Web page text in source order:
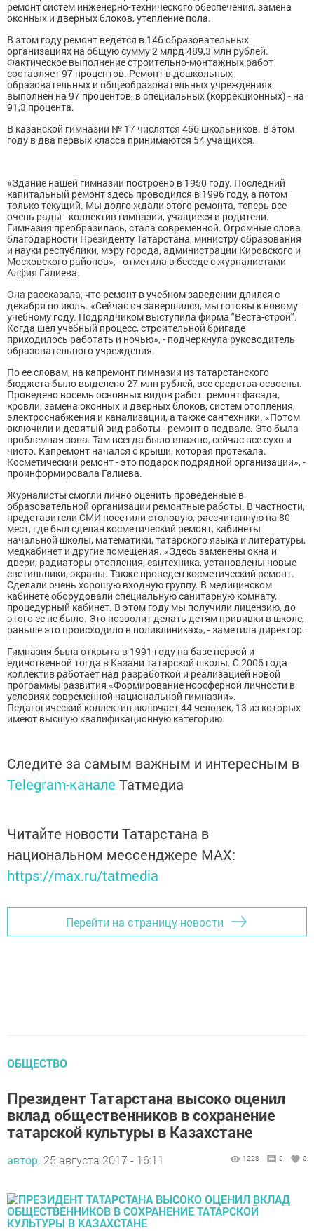
ремонт систем инженерно-технического обеспечения, замена
оконных и дверных блоков, утепление пола.
В этом году ремонт ведется в 146 образовательных
организациях на общую сумму 2 млрд 489,3 млн рублей.
Фактическое выполнение строительно-монтажных работ
составляет 97 процентов. Ремонт в дошкольных
образовательных и общеобразовательных учреждениях
выполнен на 97 процентов, в специальных (коррекционных) - на
91,3 процента.
В казанской гимназии № 17 числятся 456 школьников. В этом
году в два первых класса принимаются 54 учащихся.
«Здание нашей гимназии построено в 1950 году. Последний
капитальный ремонт здесь проводился в 1996 году, а потом
только текущий. Мы долго ждали этого ремонта, теперь все
очень рады - коллектив гимназии, учащиеся и родители.
Гимназия преобразилась, стала современной. Огромные слова
благодарности Президенту Татарстана, министру образования
и науки республики, мэру города, администрации Кировского и
Московского районов», - отметила в беседе с журналистами
Алфия Галиева.
Она рассказала, что ремонт в учебном заведении длился с
декабря по июль. «Сейчас он завершился, мы готовы к новому
учебному году. Подрядчиком выступила фирма "Веста-строй".
Когда шел учебный процесс, строительной бригаде
приходилось работать и ночью», - подчеркнула руководитель
образовательного учреждения.
По ее словам, на капремонт гимназии из татарстанского
бюджета было выделено 27 млн рублей, все средства освоены.
Проведено восемь основных видов работ: ремонт фасада,
кровли, замена оконных и дверных блоков, систем отопления,
электроснабжения и канализации, а также сантехники. «Потом
включили и девятый вид работы - ремонт в подвале. Это была
проблемная зона. Там всегда было влажно, сейчас все сухо и
чисто. Капремонт начался с крыши, которая протекала.
Косметический ремонт - это подарок подрядной организации», -
проинформировала Галиева.
Журналисты смогли лично оценить проведенные в
образовательной организации ремонтные работы. В частности,
представители СМИ посетили столовую, рассчитанную на 80
мест, где был сделан косметический ремонт, кабинеты
начальной школы, математики, татарского языка и литературы,
медкабинет и другие помещения. «Здесь заменены окна и
двери, радиаторы отопления, сантехника, установлены новые
светильники, экраны. Также проведен косметический ремонт.
Сделали очень хорошую входную группу. В медицинском
кабинете оборудовали специальную санитарную комнату,
процедурный кабинет. В этом году мы получили лицензию, до
этого ее не было. Это позволит делать детям прививки в школе,
раньше это происходило в поликлиниках», - заметила директор.
Гимназия была открыта в 1991 году на базе первой и
единственной тогда в Казани татарской школы. С 2006 года
коллектив работает над разработкой и реализацией новой
программы развития «Формирование ноосферной личности в
условиях современной национальной гимназии».
Педагогический коллектив включает 44 человек, 13 из которых
имеют высшую квалификационную категорию.
Следите за самым важным и интересным в
Telegram-канале Татмедиа
Читайте новости Татарстана в
национальном мессенджере MАХ:
https://max.ru/tatmedia
Перейти на страницу новости
ОБЩЕСТВО
Президент Татарстана высоко оценил
вклад общественников в сохранение
татарской культуры в Казахстане
автор, 25 августа 2017 - 16:11 1228 0 0